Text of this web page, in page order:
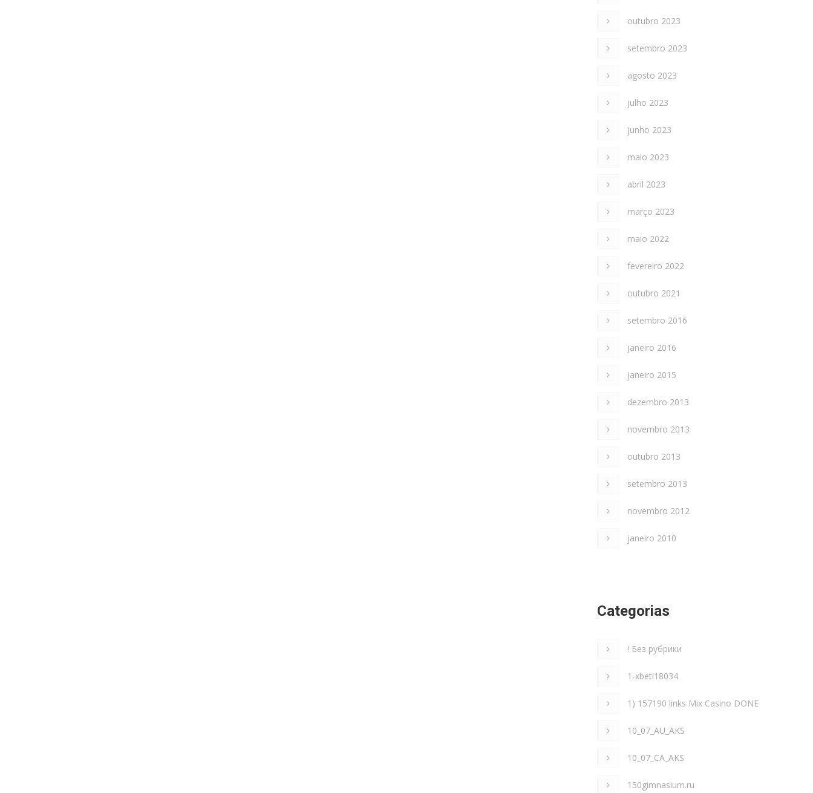
outubro 2023
setembro 2023
agosto 2023
julho 2023
junho 2023
maio 2023
abril 2023
março 2023
maio 2022
fevereiro 2022
outubro 2021
setembro 2016
janeiro 2016
janeiro 2015
dezembro 2013
novembro 2013
outubro 2013
setembro 2013
novembro 2012
janeiro 2010
Categorias
! Без рубрики
1-xbeti18034
1) 157190 links Mix Casino DONE
10_07_AU_AKS
10_07_CA_AKS
150gimnasium.ru